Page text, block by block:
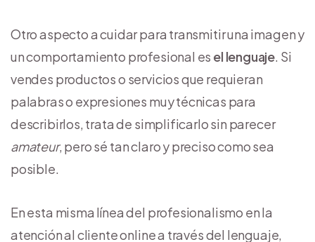
Otro aspecto a cuidar para transmitir una imagen y
un comportamiento profesional es el lenguaje. Si
vendes productos o servicios que requieran
palabras o expresiones muy técnicas para
describirlos, trata de simplificarlo sin parecer
amateur, pero sé tan claro y preciso como sea
posible.
En esta misma línea del profesionalismo en la
atención al cliente online a través del lenguaje,